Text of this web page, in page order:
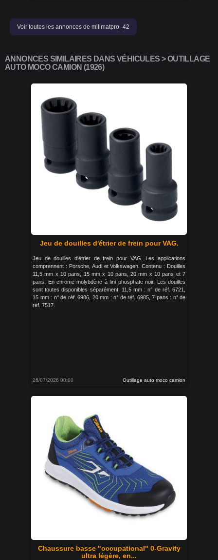
Voir toutes les annonces de millmatpro_42
ANNONCES SIMILAIRES DANS VÉHICULES > OUTILLAGE
AUTO MOCO CAMION (1926)
Jeu de douilles d'étrier de frein pour VAG.
Jeu de douilles d'étrier de frein pour VAG. Les applications
comprennent : Porsche, Audi et Volkswagen. Contenu : Douilles
11,5 mm x 10 pans, 15 mm x 10 pans, 20 mm x 10 pans et 7
pans. En chrome-molybdène à fini phosphate noir. Les douilles
sont toutes disponibles séparément. 11,5 mm : n° de réf. 6721,
15 mm : n° de réf. 6986, 20 mm : n° de réf. 6985, 7 pans : n° de
réf. 7517.
26/07/2026 00:00 Outillage auto moco camion
Chaussure basse "occupational" 0-Gravity
ultra légère, en...